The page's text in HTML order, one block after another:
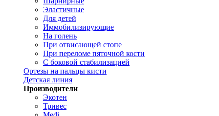
Эластичные
Для детей
Иммобилизирующие
На голень
При отвисающей стопе
При переломе пяточной кости
С боковой стабилизацией
Ортезы на пальцы кисти
Детская линия
Производители
Экотен
Тривес